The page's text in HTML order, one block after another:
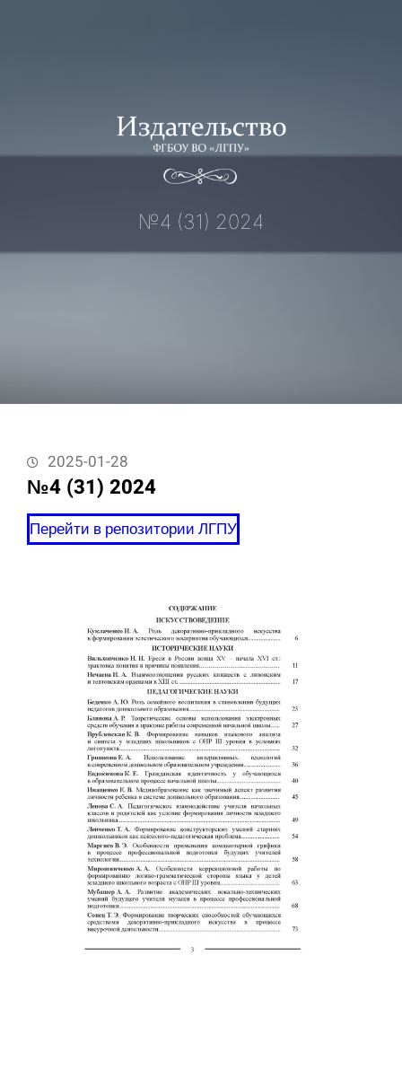
№4 (31) 2024
2025-01-28
№4 (31) 2024
Перейти в репозитории ЛГПУ